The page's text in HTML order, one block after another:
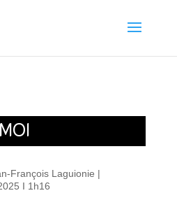
François Laguionie |
I 1h16